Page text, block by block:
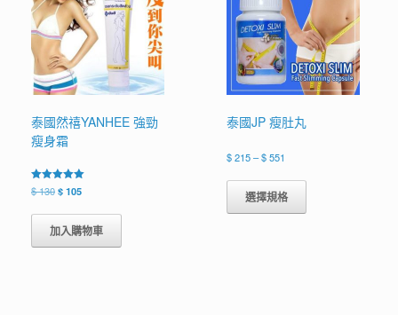
泰國然禧YANHEE 強勁
瘦身霜
評分
5.00
$130原
價
格：
$ 130。
$105目
價
格：
$ 105。
加入購物車
泰國JP 瘦肚丸
$215 –$551
範
圍：
$ 215
選擇規格
此
品